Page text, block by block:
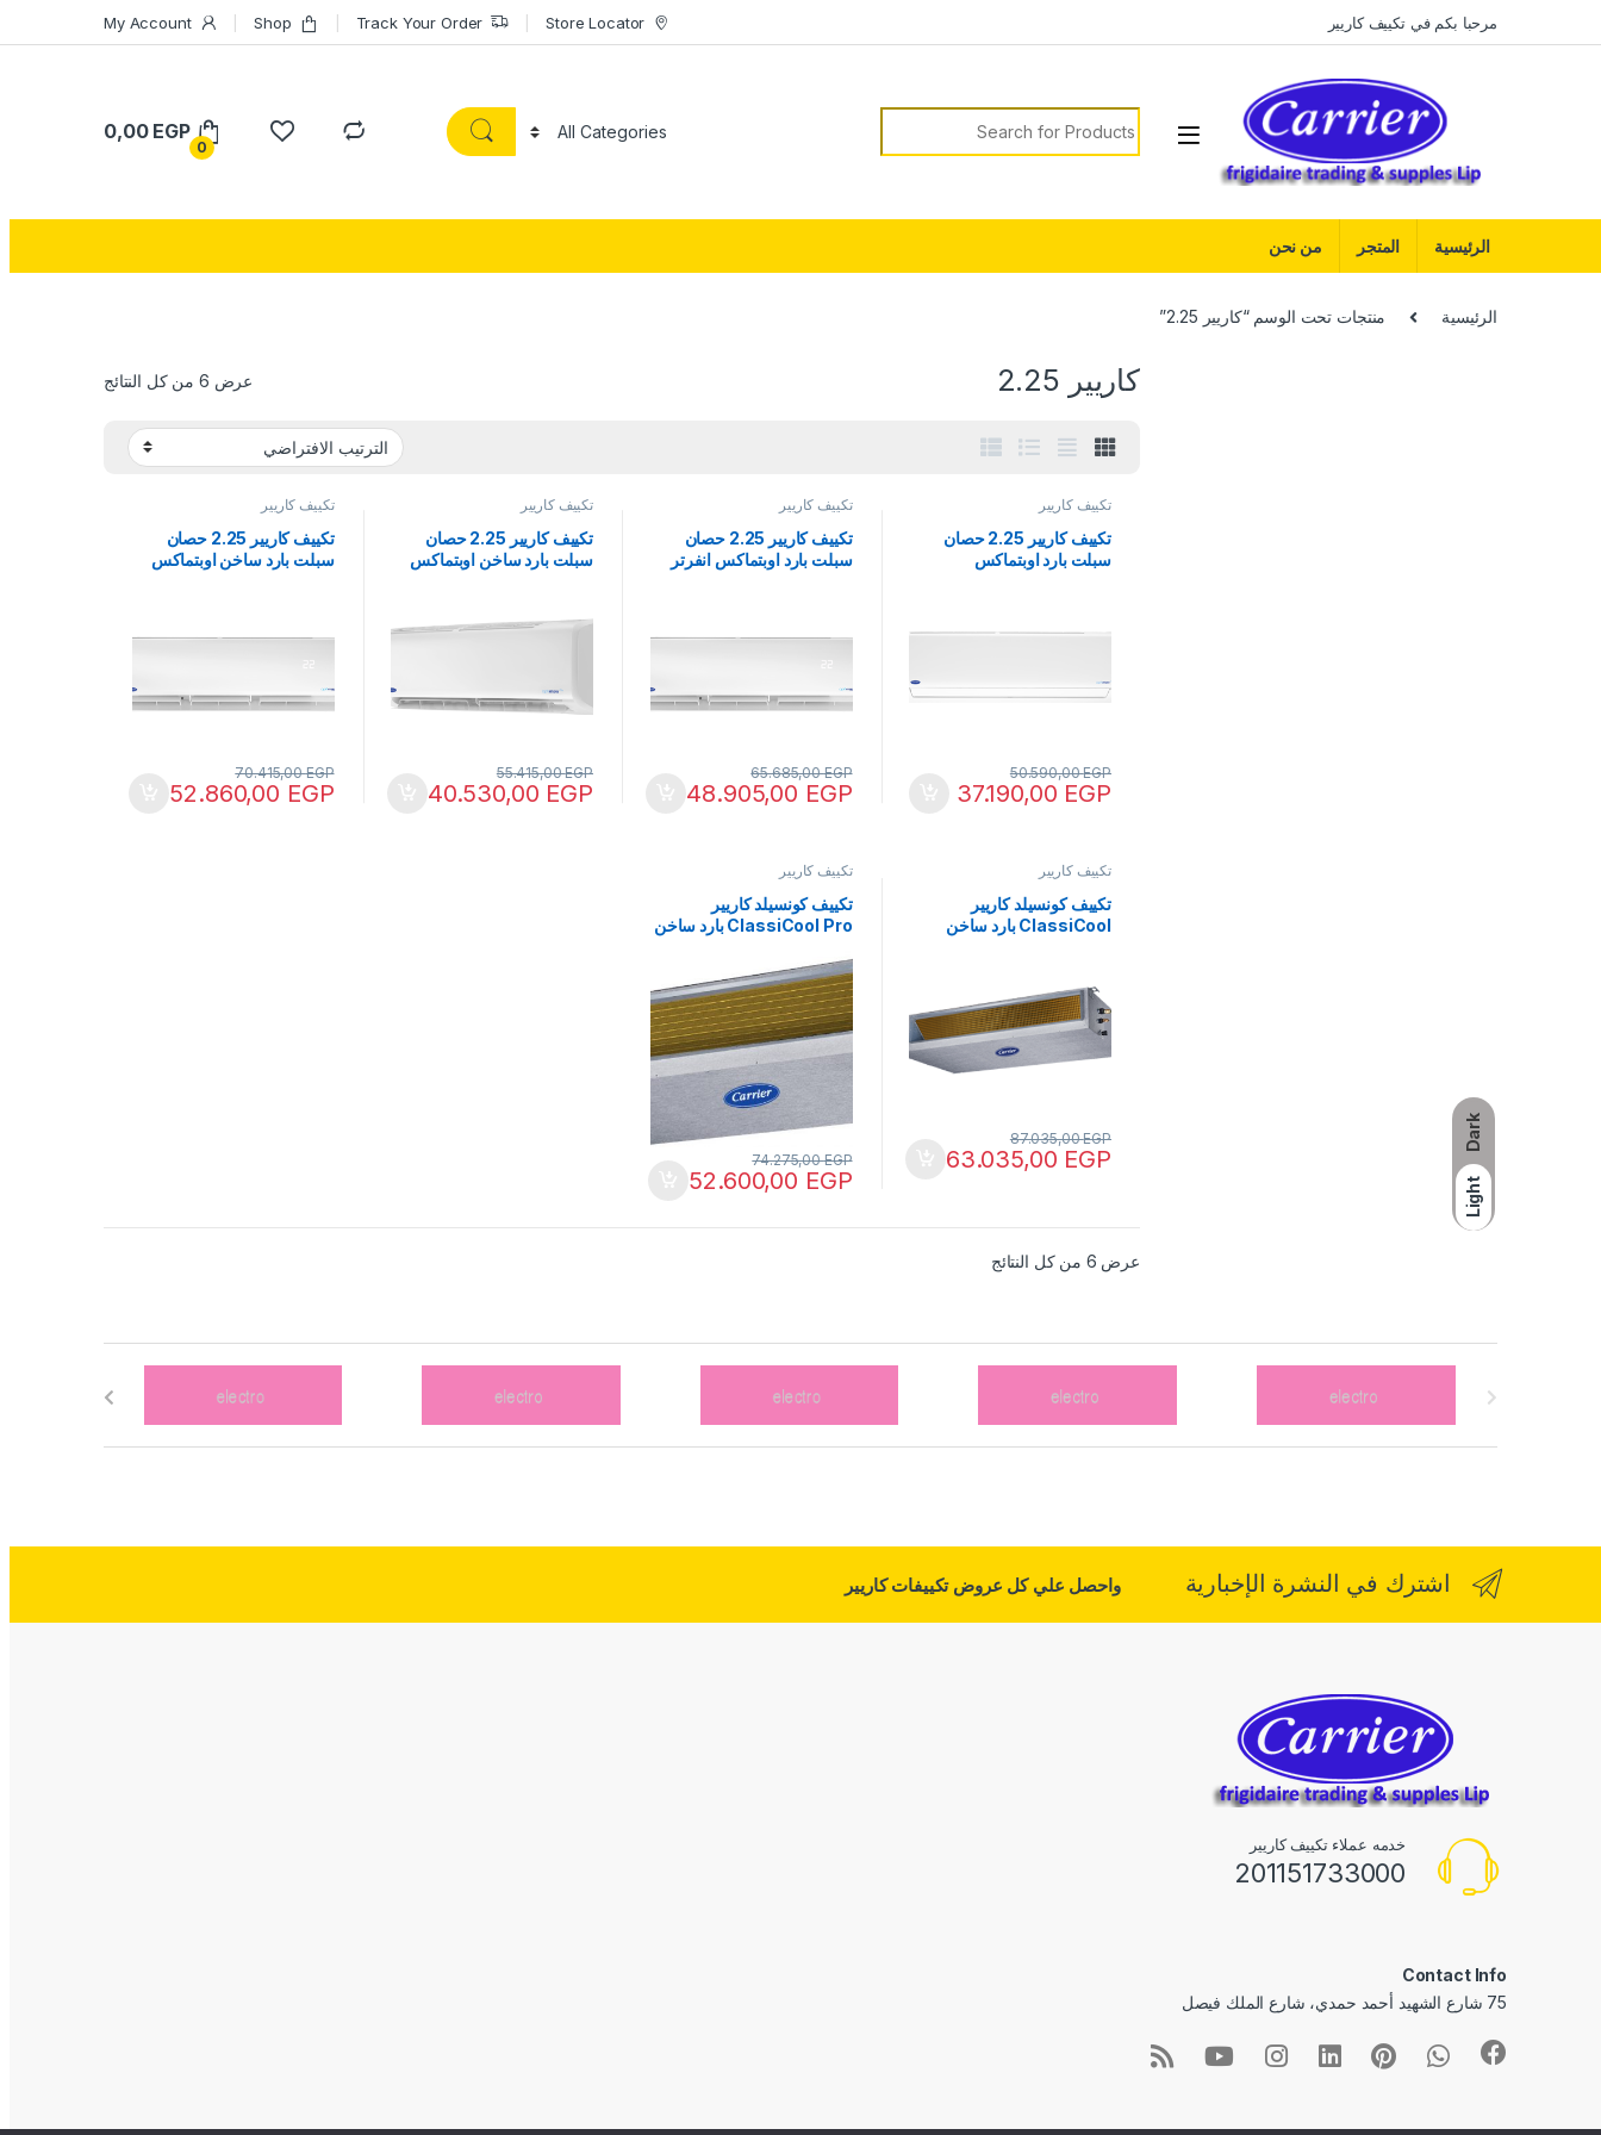
Dark
Light
Skip to navigationمرحبا بكم في تكييف كاريير Store Locator
Track Your Order
Shop
My Account
Search for:
0
0,00 EGP
الرئيسية المتجر من نحن
الرئيسية منتجات تحت الوسم “كاريير 2.25”
كاريير 2.25 عرض ⁦6⁩ من كل النتائج
تكييف كاريير
تكييف كاريير 2.25 حصان
سبلت بارد اوبتماكس
37.190,00 EGP
50.590,00EGP
تكييف كاريير
تكييف كاريير 2.25 حصان
سبلت بارد اوبتماكس انفرتر
48.905,00 EGP
65.685,00EGP
تكييف كاريير
تكييف كاريير 2.25 حصان
سبلت بارد ساخن اوبتماكس
40.530,00 EGP
55.415,00EGP
تكييف كاريير
تكييف كاريير 2.25 حصان
سبلت بارد ساخن اوبتماكس
52.860,00 EGP
70.415,00EGP
تكييف كاريير
تكييف كونسيلد كاريير
ClassiCool بارد ساخن
63.035,00 EGP
87.035,00EGP
تكييف كاريير
تكييف كونسيلد كاريير
ClassiCool Pro بارد ساخن
718A6
52.600,00 EGP
74.275,00EGP
عرض ⁦6⁩ من كل النتائج
d
اشترك في النشرة الإخبارية واحصل علي كل عروض تكييفات كاريير
خدمه عملاء تكييف كاريير
201151733000
Contact Info
75 شارع الشهيد أحمد حمدي، شارع الملك فيصل